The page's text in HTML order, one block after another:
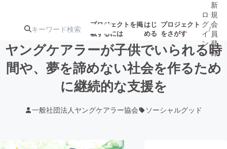
プロジェクトを掲
載するには
はじ
める
プロジェクト
をさがす
注目のリ 注目の新着プロ募集終了が近いプ
ロ
グ
イ
ン
/
新
規
会
員
登
録
ヤングケアラーが子供でいられる時
間や、夢を諦めない社会を作るため
に継続的な支援を
一般社団法人ヤングケアラー協会 ソーシャルグッド